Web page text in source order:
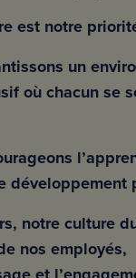
est notre
un
où chacun se
développement
notre culture
nos employés,